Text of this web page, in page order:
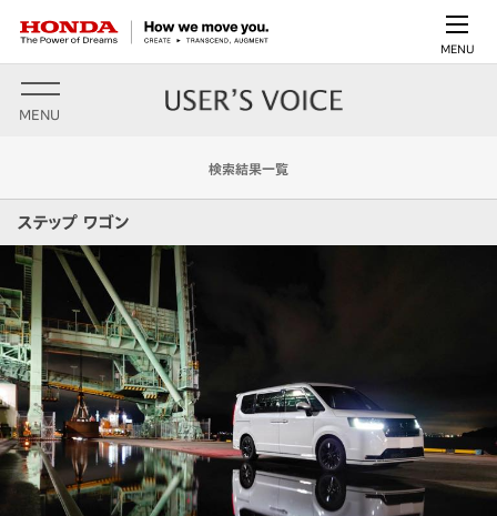
MENU
MENU
検索結果一覧
ステップ ワゴン